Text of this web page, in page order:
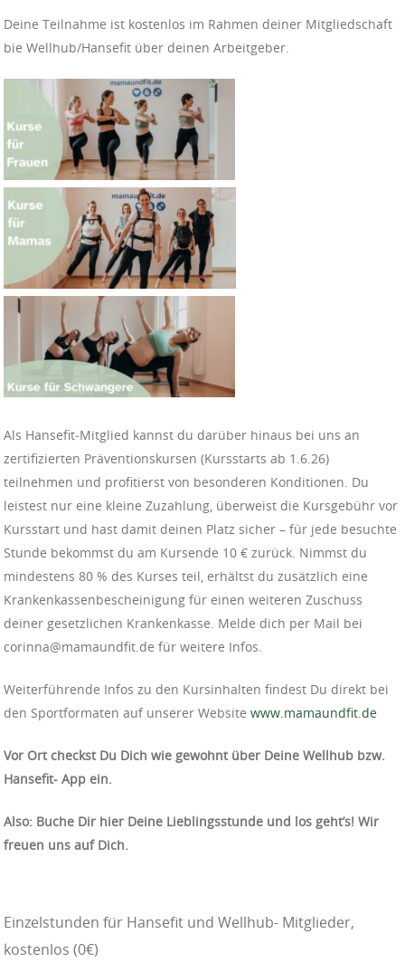
Deine Teilnahme ist kostenlos im Rahmen deiner Mitgliedschaft
bie Wellhub/Hansefit über deinen Arbeitgeber.
Als Hansefit‑Mitglied kannst du darüber hinaus bei uns an
zertifizierten Präventionskursen (Kursstarts ab 1.6.26)
teilnehmen und profitierst von besonderen Konditionen. Du
leistest nur eine kleine Zuzahlung, überweist die Kursgebühr vor
Kursstart und hast damit deinen Platz sicher – für jede besuchte
Stunde bekommst du am Kursende 10 € zurück. Nimmst du
mindestens 80 % des Kurses teil, erhältst du zusätzlich eine
Krankenkassenbescheinigung für einen weiteren Zuschuss
deiner gesetzlichen Krankenkasse. Melde dich per Mail bei
corinna@mamaundfit.de für weitere Infos.
Weiterführende Infos zu den Kursinhalten findest Du direkt bei
den Sportformaten auf unserer Website www.mamaundfit.de
Vor Ort checkst Du Dich wie gewohnt über Deine Wellhub bzw.
Hansefit- App ein.
Also: Buche Dir hier Deine Lieblingsstunde und los geht’s! Wir
freuen uns auf Dich.
Einzelstunden für Hansefit und Wellhub- Mitglieder,
kostenlos (0€)